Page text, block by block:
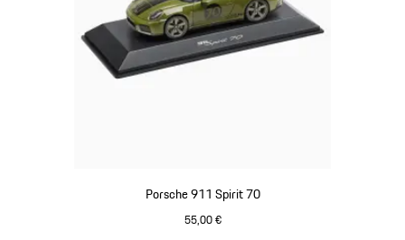
Porsche 911 Spirit 70
55,00 €